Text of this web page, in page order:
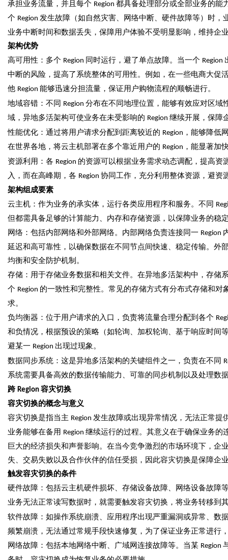
承担业务流量，并且每个 Region 都具备处理部分或全部业务的能
个 Region 发生故障（如自然灾害、网络中断、硬件故障等）时
业务中断时间和数据丢失，保障用户体验不受明显影响，维持企
架构优势
高可用性：多个 Region 同时运行，避了单点故障。当一个 Region
中断的风险，提高了系统整体的可用性。例如，在一些电商大促
他 Region 能够迅速分担流量，保证用户购物流程的顺畅进行。
地域容错：不同 Region 分布在不同地理位置，能够有效应对区域
域，异地多活架构可使业务在未受影响的 Region 继续开展，保障
性能优化：通过将用户请求分配到距离较近的 Region ，能够降低
在世界各地，将云主机部署在多个靠近用户的 Region ，能显著加
资源利用：各 Region 的资源可以根据业务需求动态调配，提高
入，而在高峰期，各 Region 协同工作，充分利用整体资源，避资
架构组成要素
云主机：作为业务的承实体，运行各类应用程序和服务。不同
但都需具备足够的计算能力、内存和存储资源，以保障业务的稳
网络：包括内部网络和外部网络。内部网络负责连接同一 Region
延迟和高可靠性，以确保数据在不同节点间快速、稳定传输。外
均衡和安全防护机制。
存储：用于存储业务数据和相关文件。在异地多活架构中，存储
个 Region 的一致性和完整性。常见的存储方式有分布式存储和
求。
负均衡器：位于用户请求的入口，负责将流量合理分配到各个
和负情况，根据预设的策略（如轮询、加权轮询、基于响应时间
避某一 Region 出现过现象。
数据同步系统：这是异地多活架构的关键组件之一，负责在不同
系统需要具备高效的数据传输能力、可靠的同步机制以及处理数
跨 Region 容灾切换
容灾切换的概念与意义
容灾切换是指当主 Region 发生故障或出现异常情况，无法正常
业务能够在备用 Region 继续运行的过程。其意义在于确保业务的
巨大的经济损失和声誉影响。在当今竞争激烈的市场环境下，
失、交易失败以及合作伙伴的信任受损，因此容灾切换是保障企
触发容灾切换的条件
硬件故障：包括云主机硬件损坏、存储设备故障、网络设备故障
业务无法正常读写数据时，就需要触发容灾切换，将业务转移到
软件故障：如操作系统崩溃、应用程序出现严重漏洞或异常、数
频繁崩溃，无法通过常规手段快速修复，为了保证业务正常进行
网络故障：包括本地网络中断、广域网连接故障等。当某 Region